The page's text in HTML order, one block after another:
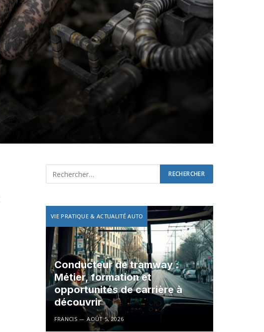
VIE PRATIQUE & ACTUALITÉ AUTO
Conducteur de tramway :
Métier, formation et
opportunités de carrière à
découvrir
FRANCIS AOÛT 5, 2026